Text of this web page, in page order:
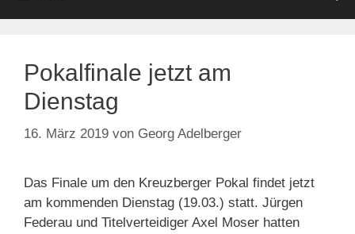
Pokalfinale jetzt am
Dienstag
16. März 2019 von Georg Adelberger
Das Finale um den Kreuzberger Pokal findet jetzt
am kommenden Dienstag (19.03.) statt. Jürgen
Federau und Titelverteidiger Axel Moser hatten